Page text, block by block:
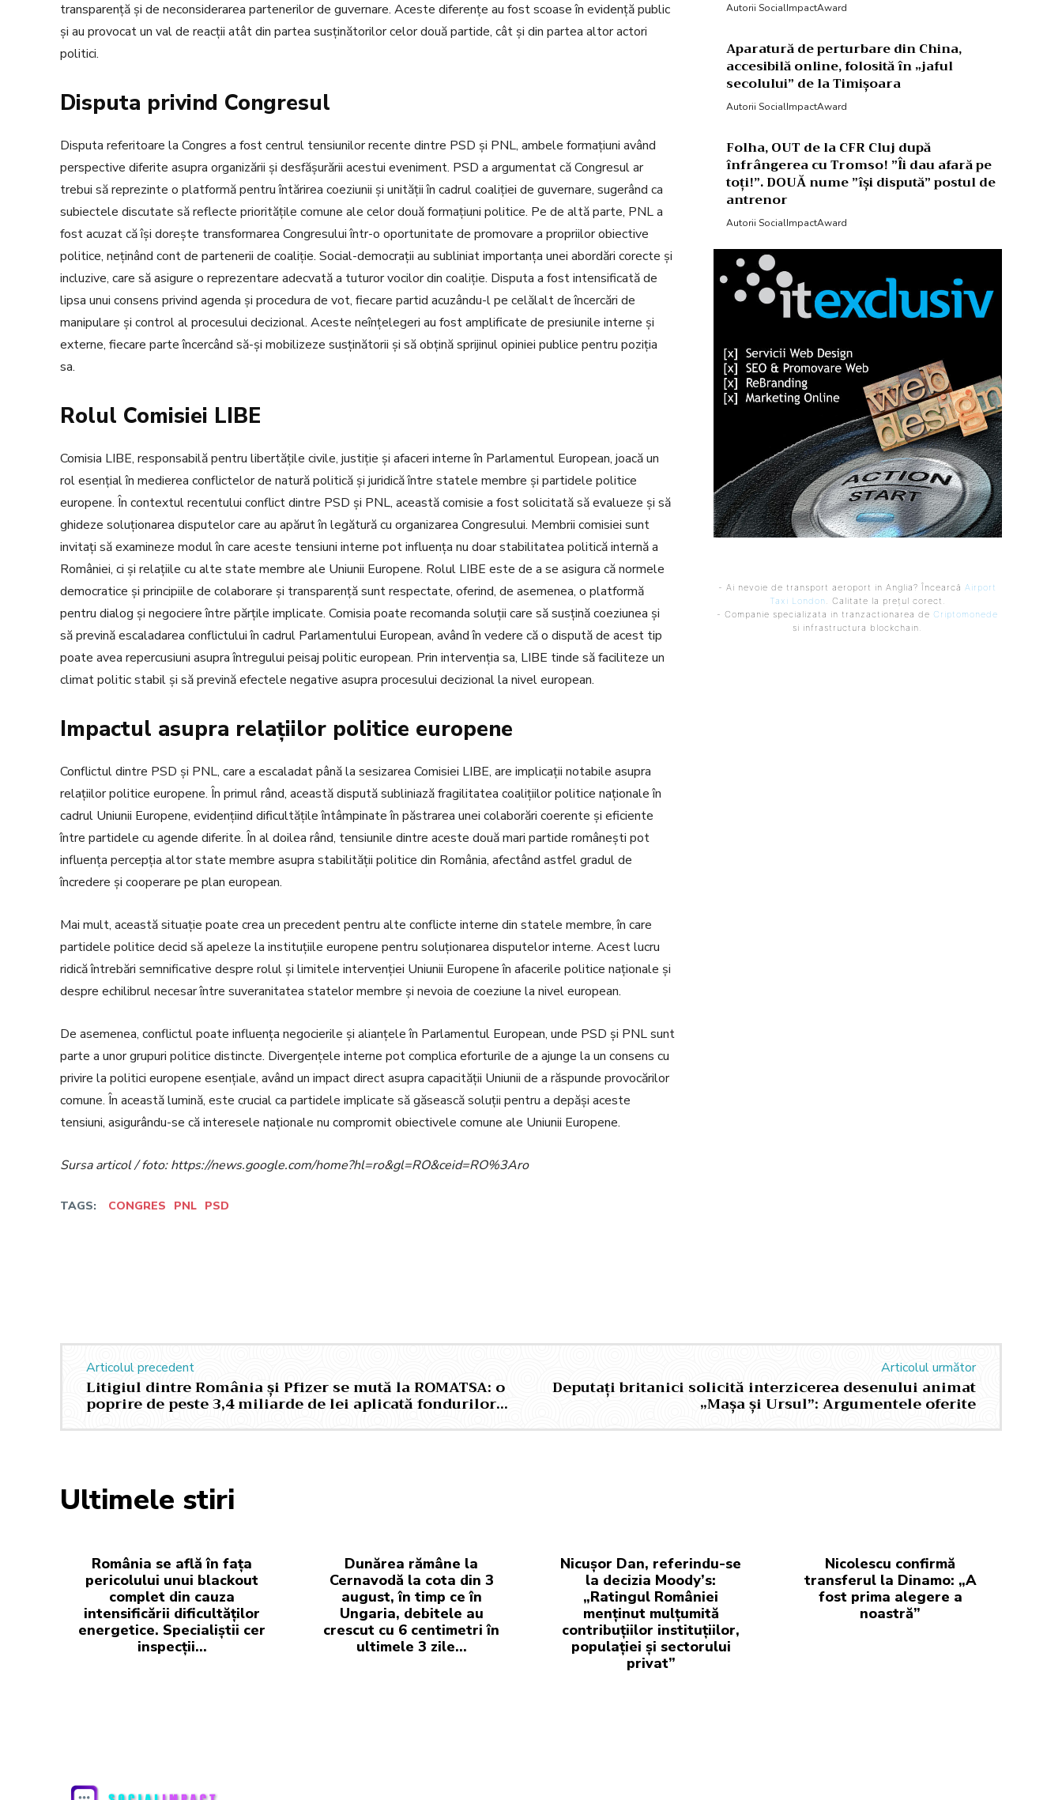
transparență și de neconsiderarea partenerilor de guvernare. Aceste diferențe au fost scoase în evidență public
și au provocat un val de reacții atât din partea susținătorilor celor două partide, cât și din partea altor actori
politici.
Disputa privind Congresul
Disputa referitoare la Congres a fost centrul tensiunilor recente dintre PSD și PNL, ambele formațiuni având
perspective diferite asupra organizării și desfășurării acestui eveniment. PSD a argumentat că Congresul ar
trebui să reprezinte o platformă pentru întărirea coeziunii și unității în cadrul coaliției de guvernare, sugerând ca
subiectele discutate să reflecte prioritățile comune ale celor două formațiuni politice. Pe de altă parte, PNL a
fost acuzat că își dorește transformarea Congresului într-o oportunitate de promovare a propriilor obiective
politice, neținând cont de partenerii de coaliție. Social-democrații au subliniat importanța unei abordări corecte și
incluzive, care să asigure o reprezentare adecvată a tuturor vocilor din coaliție. Disputa a fost intensificată de
lipsa unui consens privind agenda și procedura de vot, fiecare partid acuzându-l pe celălalt de încercări de
manipulare și control al procesului decizional. Aceste neînțelegeri au fost amplificate de presiunile interne și
externe, fiecare parte încercând să-și mobilizeze susținătorii și să obțină sprijinul opiniei publice pentru poziția
sa.
Rolul Comisiei LIBE
Comisia LIBE, responsabilă pentru libertățile civile, justiție și afaceri interne în Parlamentul European, joacă un
rol esențial în medierea conflictelor de natură politică și juridică între statele membre și partidele politice
europene. În contextul recentului conflict dintre PSD și PNL, această comisie a fost solicitată să evalueze și să
ghideze soluționarea disputelor care au apărut în legătură cu organizarea Congresului. Membrii comisiei sunt
invitați să examineze modul în care aceste tensiuni interne pot influența nu doar stabilitatea politică internă a
României, ci și relațiile cu alte state membre ale Uniunii Europene. Rolul LIBE este de a se asigura că normele
democratice și principiile de colaborare și transparență sunt respectate, oferind, de asemenea, o platformă
pentru dialog și negociere între părțile implicate. Comisia poate recomanda soluții care să susțină coeziunea și
să prevină escaladarea conflictului în cadrul Parlamentului European, având în vedere că o dispută de acest tip
poate avea repercusiuni asupra întregului peisaj politic european. Prin intervenția sa, LIBE tinde să faciliteze un
climat politic stabil și să prevină efectele negative asupra procesului decizional la nivel european.
Impactul asupra relațiilor politice europene
Conflictul dintre PSD și PNL, care a escaladat până la sesizarea Comisiei LIBE, are implicații notabile asupra
relațiilor politice europene. În primul rând, această dispută subliniază fragilitatea coalițiilor politice naționale în
cadrul Uniunii Europene, evidențiind dificultățile întâmpinate în păstrarea unei colaborări coerente și eficiente
între partidele cu agende diferite. În al doilea rând, tensiunile dintre aceste două mari partide românești pot
influența percepția altor state membre asupra stabilității politice din România, afectând astfel gradul de
încredere și cooperare pe plan european.
Mai mult, această situație poate crea un precedent pentru alte conflicte interne din statele membre, în care
partidele politice decid să apeleze la instituțiile europene pentru soluționarea disputelor interne. Acest lucru
ridică întrebări semnificative despre rolul și limitele intervenției Uniunii Europene în afacerile politice naționale și
despre echilibrul necesar între suveranitatea statelor membre și nevoia de coeziune la nivel european.
De asemenea, conflictul poate influența negocierile și alianțele în Parlamentul European, unde PSD și PNL sunt
parte a unor grupuri politice distincte. Divergențele interne pot complica eforturile de a ajunge la un consens cu
privire la politici europene esențiale, având un impact direct asupra capacității Uniunii de a răspunde provocărilor
comune. În această lumină, este crucial ca partidele implicate să găsească soluții pentru a depăși aceste
tensiuni, asigurându-se că interesele naționale nu compromit obiectivele comune ale Uniunii Europene.
Sursa articol / foto: https://news.google.com/home?hl=ro&gl=RO&ceid=RO%3Aro
TAGS: CONGRES PNL PSD
Autorii SocialImpactAward
Aparatură de perturbare din China,
accesibilă online, folosită în „jaful
secolului” de la Timișoara
Autorii SocialImpactAward
Folha, OUT de la CFR Cluj după
înfrângerea cu Tromso! ”Îi dau afară pe
toți!”. DOUĂ nume ”își dispută” postul de
antrenor
Autorii SocialImpactAward
- Ai nevoie de transport aeroport in Anglia? ÎncearcăAirport
Taxi London. Calitate la prețul corect.
- Companie specializata in tranzactionarea deCriptomonede
si infrastructura blockchain.
Articolul precedent
Litigiul dintre România și Pfizer se mută la ROMATSA: o
poprire de peste 3,4 miliarde de lei aplicată fondurilor…
Articolul următor
Deputați britanici solicită interzicerea desenului animat
„Mașa și Ursul”: Argumentele oferite
Ultimele stiri
România se află în fața
pericolului unui blackout
complet din cauza
intensificării dificultăților
energetice. Specialiștii cer
inspecții…
Dunărea rămâne la
Cernavodă la cota din 3
august, în timp ce în
Ungaria, debitele au
crescut cu 6 centimetri în
ultimele 3 zile...
Nicușor Dan, referindu-se
la decizia Moody’s:
„Ratingul României
menținut mulțumită
contribuțiilor instituțiilor,
populației și sectorului
privat”
Nicolescu confirmă
transferul la Dinamo: „A
fost prima alegere a
noastră”